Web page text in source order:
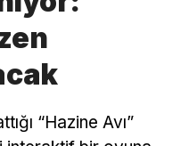
“Hazine Avı”